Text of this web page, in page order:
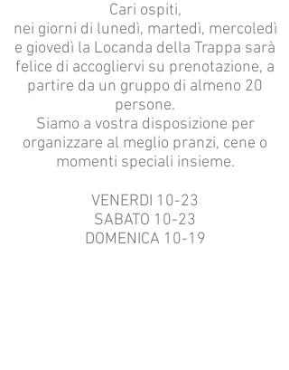
Cari ospiti,
nei giorni di lunedì, martedì, mercoledì
e giovedì la Locanda della Trappa sarà
felice di accogliervi su prenotazione, a
partire da un gruppo di almeno 20
persone.
Siamo a vostra disposizione per
organizzare al meglio pranzi, cene o
momenti speciali insieme.
VENERDI 10-23
SABATO 10-23
DOMENICA 10-19